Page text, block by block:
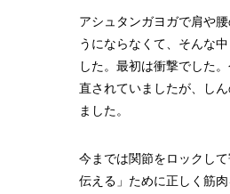
アシュタンガヨガで肩や
うにならなくて、そんな
した。最初は衝撃でした
直されていましたが、し
ました。
今までは関節をロックし
伝える」ために正しく筋